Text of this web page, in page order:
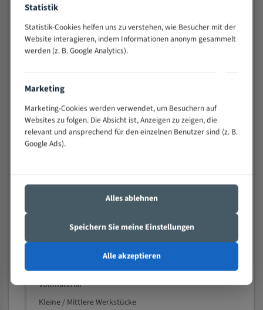
Widerstandsfähig gegen Zahnbruch auch bei
wechselnde Verbindungslängen)
Sehr geringe Vibration
Technische Beschreibung:
Positiver Spanwinkel
Bandkörper aus hochlegiertem Federstahl
Speziell entwickelt für Profile / Rohre
Kleine und mittlere Profile / Kleine Durchmesser
Vollmaterial
Kleine / Mittlere Werkstücke
Statistik
Statistik-Cookies helfen uns zu verstehen, wie Besucher mit der
Website interagieren, indem Informationen anonym gesammelt
werden (z. B. Google Analytics).
Marketing
Marketing-Cookies werden verwendet, um Besuchern auf
Websites zu folgen. Die Absicht ist, Anzeigen zu zeigen, die
relevant und ansprechend für den einzelnen Benutzer sind (z. B.
Google Ads).
Alles ablehnen
Speichern Sie meine Einstellungen
Alle akzeptieren